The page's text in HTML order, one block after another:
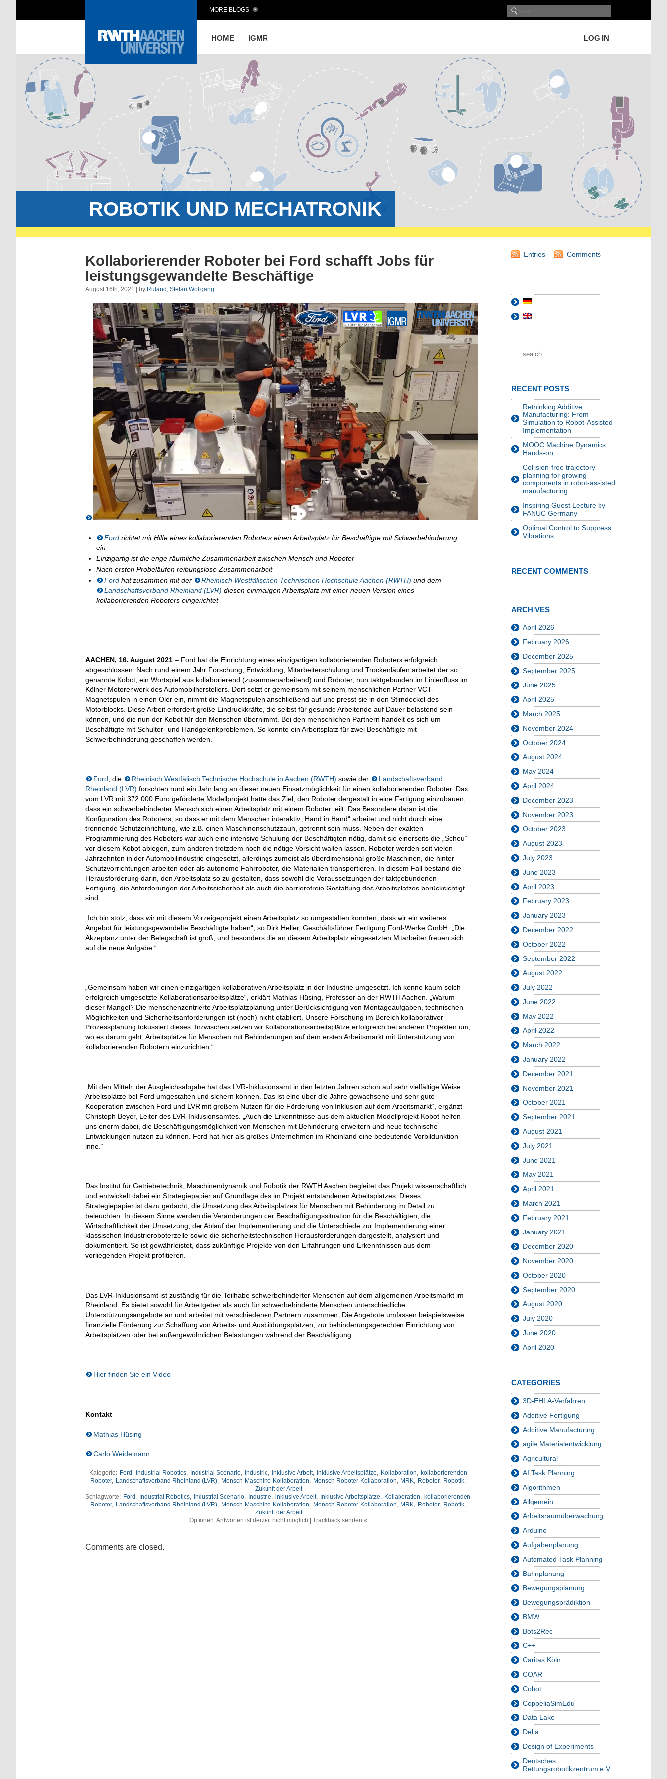
HOME IGMR LOG IN
MORE BLOGS
ROBOTIK UND MECHATRONIK
Kollaborierender Roboter bei Ford schafft Jobs für
leistungsgewandelte Beschäftige
August 16th, 2021 | by Ruland, Stefan Wolfgang
Ford richtet mit Hilfe eines kollaborierenden Roboters einen Arbeitsplatz für Beschäftigte mit Schwerbehinderung
ein
Einzigartig ist die enge räumliche Zusammenarbeit zwischen Mensch und Roboter
Nach ersten Probeläufen reibungslose Zusammenarbeit
Ford hat zusammen mit der Rheinisch Westfälischen Technischen Hochschule Aachen (RWTH) und dem
Landschaftsverband Rheinland (LVR) diesen einmaligen Arbeitsplatz mit einer neuen Version eines
kollaborierenden Roboters eingerichtet
AACHEN, 16. August 2021 – Ford hat die Einrichtung eines einzigartigen kollaborierenden Roboters erfolgreich
abgeschlossen. Nach rund einem Jahr Forschung, Entwicklung, Mitarbeiterschulung und Trockenläufen arbeitet der so
genannte Kobot, ein Wortspiel aus kollaborierend (zusammenarbeitend) und Roboter, nun taktgebunden im Linienfluss im
Kölner Motorenwerk des Automobilherstellers. Dort setzt er gemeinsam mit seinem menschlichen Partner VCT-
Magnetspulen in einen Öler ein, nimmt die Magnetspulen anschließend auf und presst sie in den Stirndeckel des
Motorblocks. Diese Arbeit erfordert große Eindruckkräfte, die selbst für gesunde Arbeitende auf Dauer belastend sein
können, und die nun der Kobot für den Menschen übernimmt. Bei den menschlichen Partnern handelt es sich um
Beschäftigte mit Schulter- und Handgelenkproblemen. So konnte ein Arbeitsplatz für zwei Beschäftigte mit
Schwerbehinderung geschaffen werden.
Ford, die Rheinisch Westfälisch Technische Hochschule in Aachen (RWTH) sowie der
Landschaftsverband
Rheinland (LVR) forschten rund ein Jahr lang an dieser neuen Einsatzmöglichkeit für einen kollaborierenden Roboter. Das
vom LVR mit 372.000 Euro geförderte Modellprojekt hatte das Ziel, den Roboter dergestalt in eine Fertigung einzubauen,
dass ein schwerbehinderter Mensch sich einen Arbeitsplatz mit einem Roboter teilt. Das Besondere daran ist die
Konfiguration des Roboters, so dass er mit dem Menschen interaktiv „Hand in Hand“ arbeitet und nicht durch eine
trennende Schutzeinrichtung, wie z.B. einen Maschinenschutzzaun, getrennt sein muss. Neben der exakten
Programmierung des Roboters war auch eine intensive Schulung der Beschäftigten nötig, damit sie einerseits die „Scheu“
vor diesem Kobot ablegen, zum anderen trotzdem noch die nötige Vorsicht walten lassen. Roboter werden seit vielen
Jahrzehnten in der Automobilindustrie eingesetzt, allerdings zumeist als überdimensional große Maschinen, die hinter
Schutzvorrichtungen arbeiten oder als autonome Fahrroboter, die Materialien transportieren. In diesem Fall bestand die
Herausforderung darin, den Arbeitsplatz so zu gestalten, dass sowohl die Voraussetzungen der taktgebundenen
Fertigung, die Anforderungen der Arbeitssicherheit als auch die barrierefreie Gestaltung des Arbeitsplatzes berücksichtigt
sind.
„Ich bin stolz, dass wir mit diesem Vorzeigeprojekt einen Arbeitsplatz so umgestalten konnten, dass wir ein weiteres
Angebot für leistungsgewandelte Beschäftigte haben“, so Dirk Heller, Geschäftsführer Fertigung Ford-Werke GmbH. „Die
Akzeptanz unter der Belegschaft ist groß, und besonders die an diesem Arbeitsplatz eingesetzten Mitarbeiter freuen sich
auf die neue Aufgabe.“
„Gemeinsam haben wir einen einzigartigen kollaborativen Arbeitsplatz in der Industrie umgesetzt. Ich kenne kaum solch
erfolgreich umgesetzte Kollaborationsarbeitsplätze“, erklärt Mathias Hüsing, Professor an der RWTH Aachen. „Warum
dieser Mangel? Die menschenzentrierte Arbeitsplatzplanung unter Berücksichtigung von Montageaufgaben, technischen
Möglichkeiten und Sicherheitsanforderungen ist (noch) nicht etabliert. Unsere Forschung im Bereich kollaborativer
Prozessplanung fokussiert dieses. Inzwischen setzen wir Kollaborationsarbeitsplätze erfolgreich bei anderen Projekten um,
wo es darum geht, Arbeitsplätze für Menschen mit Behinderungen auf dem ersten Arbeitsmarkt mit Unterstützung von
kollaborierenden Robotern einzurichten.“
„Mit den Mitteln der Ausgleichsabgabe hat das LVR-Inklusionsamt in den letzten Jahren schon auf sehr vielfältige Weise
Arbeitsplätze bei Ford umgestalten und sichern können. Das ist eine über die Jahre gewachsene und sehr gute
Kooperation zwischen Ford und LVR mit großem Nutzen für die Förderung von Inklusion auf dem Arbeitsmarkt“, ergänzt
Christoph Beyer, Leiter des LVR-Inklusionsamtes. „Auch die Erkenntnisse aus dem aktuellen Modellprojekt Kobot helfen
uns enorm dabei, die Beschäftigungsmöglichkeit von Menschen mit Behinderung erweitern und neue technische
Entwicklungen nutzen zu können. Ford hat hier als großes Unternehmen im Rheinland eine bedeutende Vorbildunktion
inne.“
Das Institut für Getriebetechnik, Maschinendynamik und Robotik der RWTH Aachen begleitet das Projekt wissenschaftlich
und entwickelt dabei ein Strategiepapier auf Grundlage des im Projekt entstandenen Arbeitsplatzes. Dieses
Strategiepapier ist dazu gedacht, die Umsetzung des Arbeitsplatzes für Menschen mit Behinderung im Detail zu
beleuchten. In diesem Sinne werden die Veränderungen der Beschäftigungssituation für die Beschäftigten, die
Wirtschaftlichkeit der Umsetzung, der Ablauf der Implementierung und die Unterschiede zur Implementierung einer
klassischen Industrieroboterzelle sowie die sicherheitstechnischen Herausforderungen dargestellt, analysiert und
dokumentiert. So ist gewährleistet, dass zukünftige Projekte von den Erfahrungen und Erkenntnissen aus dem
vorliegenden Projekt profitieren.
Das LVR-Inklusionsamt ist zuständig für die Teilhabe schwerbehinderter Menschen auf dem allgemeinen Arbeitsmarkt im
Rheinland. Es bietet sowohl für Arbeitgeber als auch für schwerbehinderte Menschen unterschiedliche
Unterstützungsangebote an und arbeitet mit verschiedenen Partnern zusammen. Die Angebote umfassen beispielsweise
finanzielle Förderung zur Schaffung von Arbeits- und Ausbildungsplätzen, zur behinderungsgerechten Einrichtung von
Arbeitsplätzen oder bei außergewöhnlichen Belastungen während der Beschäftigung.
Hier finden Sie ein Video
Kontakt
Mathias Hüsing
Carlo Weidemann
Kategorie: Ford , Industrial Robotics, Industrial Scenario, Industrie, inklusive Arbeit, Inklusive Arbeitsplätze, Kollaboration, kollaborierenden
Roboter, Landschaftsverband Rheinland (LVR), Mensch-Maschine-Kollaboration, Mensch-Roboter-Kollaboration, MRK, Roboter, Robotik,
Zukunft der Arbeit
Schlagworte: Ford , Industrial Robotics, Industrial Scenario, Industrie, inklusive Arbeit, Inklusive Arbeitsplätze, Kollaboration, kollaborierenden
Roboter, Landschaftsverband Rheinland (LVR), Mensch-Maschine-Kollaboration, Mensch-Roboter-Kollaboration, MRK, Roboter, Robotik,
Zukunft der Arbeit
Optionen: Antworten ist derzeit nicht möglich | Trackback senden «
Comments are closed.
Entries Comments
RECENT POSTS
Rethinking Additive
Manufacturing: From
Simulation to Robot-Assisted
Implementation
MOOC Machine Dynamics
Hands-on
Collision-free trajectory
planning for growing
components in robot-assisted
manufacturing
Inspiring Guest Lecture by
FANUC Germany
Optimal Control to Suppress
Vibrations
RECENT COMMENTS
ARCHIVES
April 2026
February 2026
December 2025
September 2025
June 2025
April 2025
March 2025
November 2024
October 2024
August 2024
May 2024
April 2024
December 2023
November 2023
October 2023
August 2023
July 2023
June 2023
April 2023
February 2023
January 2023
December 2022
October 2022
September 2022
August 2022
July 2022
June 2022
May 2022
April 2022
March 2022
January 2022
December 2021
November 2021
October 2021
September 2021
August 2021
July 2021
June 2021
May 2021
April 2021
March 2021
February 2021
January 2021
December 2020
November 2020
October 2020
September 2020
August 2020
July 2020
June 2020
April 2020
CATEGORIES
3D-EHLA-Verfahren
Additive Fertigung
Additive Manufacturing
agile Materialentwicklung
Agricultural
AI Task Planning
Algorithmen
Allgemein
Arbeitsraumüberwachung
Arduino
Aufgabenplanung
Automated Task Planning
Bahnplanung
Bewegungsplanung
Bewegungsprädiktion
BMW
Bots2Rec
C++
Caritas Köln
COAR
Cobot
CoppeliaSimEdu
Data Lake
Delta
Design of Experiments
Deutsches
Rettungsrobotikzentrum e.V